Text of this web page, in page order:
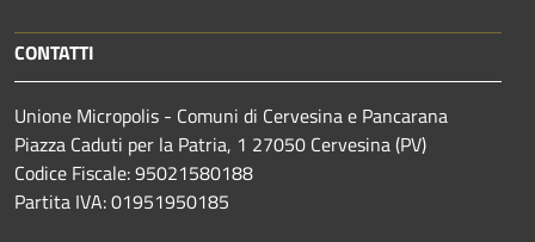
CONTATTI
Unione Micropolis - Comuni di Cervesina e Pancarana
Piazza Caduti per la Patria, 1 27050 Cervesina (PV)
Codice Fiscale: 95021580188
Partita IVA: 01951950185